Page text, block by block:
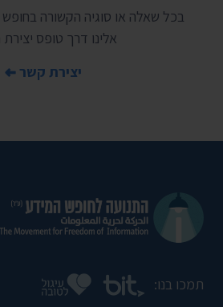
בכל שאלה או סוגיה הקשורה בחופש
אלינו דרך טופס
יצירת קשר
תמכו בנו: